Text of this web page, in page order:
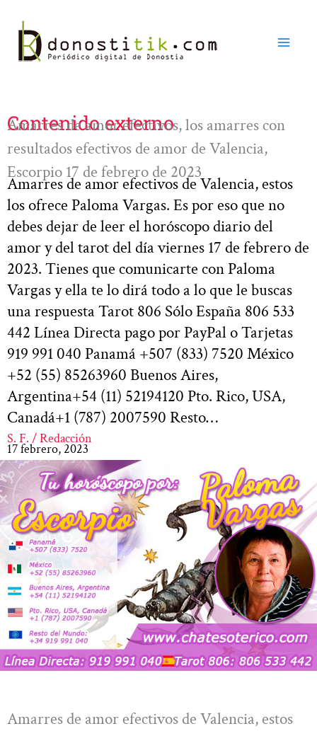
contenido
Contenido externo
Amarres de amor efectivos, los amarres con
resultados efectivos de amor de Valencia,
Escorpio 17 de febrero de 2023
Amarres de amor efectivos de Valencia, estos
los ofrece Paloma Vargas. Es por eso que no
debes dejar de leer el horóscopo diario del
amor y del tarot del día viernes 17 de febrero de
2023. Tienes que comunicarte con Paloma
Vargas y ella te lo dirá todo a lo que le buscas
una respuesta Tarot 806 Sólo España 806 533
442 Línea Directa pago por PayPal o Tarjetas
919 991 040 Panamá +507 (833) 7520 México
+52 (55) 85263960 Buenos Aires,
Argentina+54 (11) 52194120 Pto. Rico, USA,
Canadá+1 (787) 2007590 Resto…
S. F. / Redacción
17 febrero, 2023
Amarres de amor efectivos de Valencia, estos